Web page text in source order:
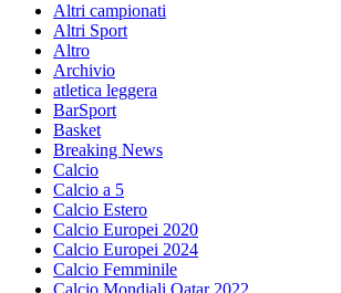
Altri campionati
Altri Sport
Altro
Archivio
atletica leggera
BarSport
Basket
Breaking News
Calcio
Calcio a 5
Calcio Estero
Calcio Europei 2020
Calcio Europei 2024
Calcio Femminile
Calcio Mondiali Qatar 2022